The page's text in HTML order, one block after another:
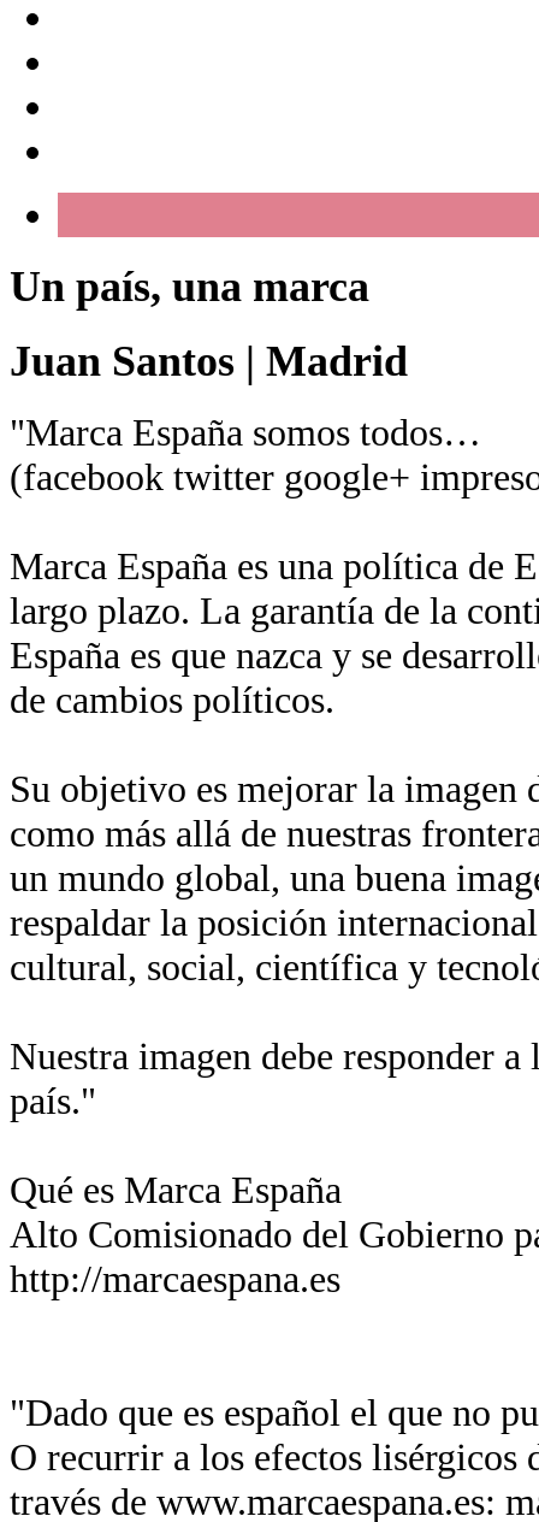
Un país, una marca
Juan Santos | Madrid
"Marca España somos todos…
(facebook twitter google+
Marca España es una política de
largo plazo. La garantía de la
España es que nazca y se
de cambios políticos.
Su objetivo es mejorar la imagen
como más allá de nuestras
un mundo global, una buena
respaldar la posición
cultural, social, científica y
Nuestra imagen debe responder
país."
Qué es Marca España
Alto Comisionado del Gobierno
http://marcaespana.es
"Dado que es español el que no
O recurrir a los efectos lisérgicos
través de www.marcaespana.es: